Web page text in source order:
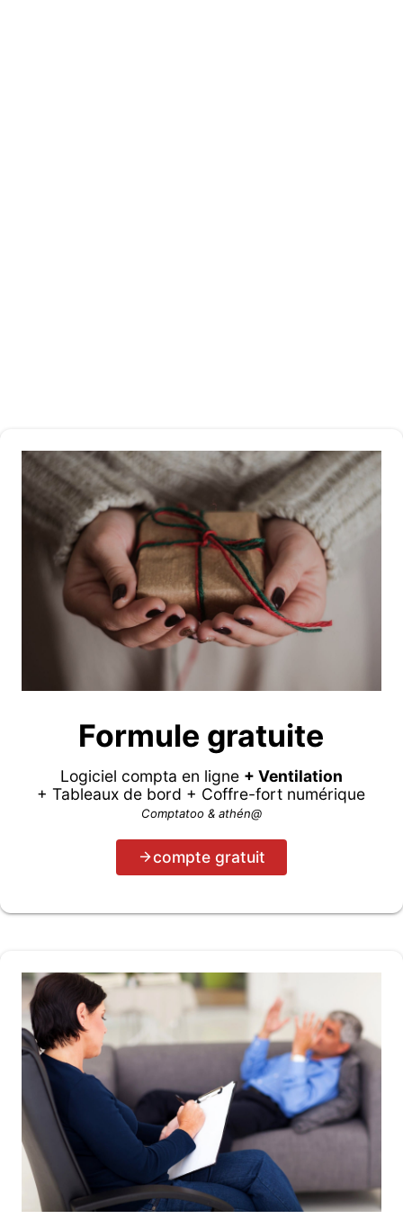
Formule gratuite
Logiciel compta en ligne + Ventilation
+ Tableaux de bord + Coffre-fort numérique
Comptatoo & athén@
compte gratuit